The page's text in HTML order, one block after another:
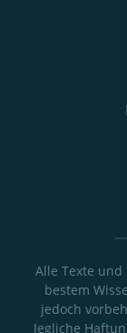
Alle Texte
bestem
jedoch
Jegliche